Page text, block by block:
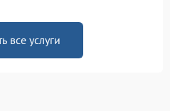
все услуги